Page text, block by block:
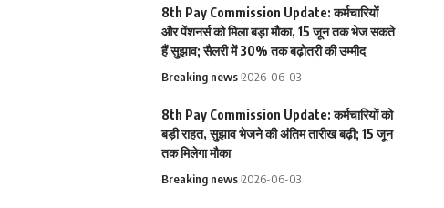
8th Pay Commission Update: कर्मचारियों
और पेंशनर्स को मिला बड़ा मौका, 15 जून तक भेज सकते
हैं सुझाव; सैलरी में 30% तक बढ़ोतरी की उम्मीद
Breaking news 2026-06-03
8th Pay Commission Update: कर्मचारियों को
बड़ी राहत, सुझाव भेजने की अंतिम तारीख बढ़ी; 15 जून
तक मिलेगा मौका
Breaking news 2026-06-03